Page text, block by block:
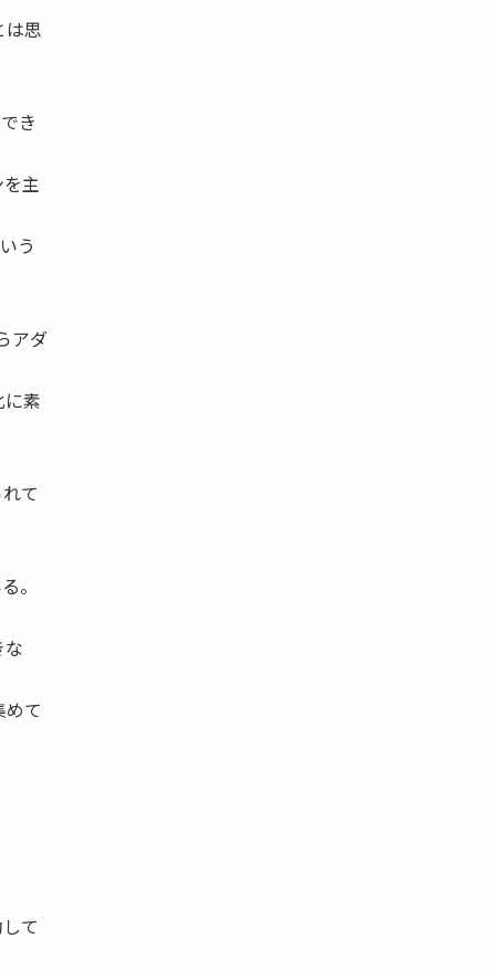
は思
き
主
う
アダ
素
て
。
めて
て